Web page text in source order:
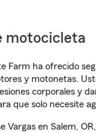
motocicleta
Farm ha ofrecido
y motonetas.
corporales y
que solo necesite
Vargas en Salem,